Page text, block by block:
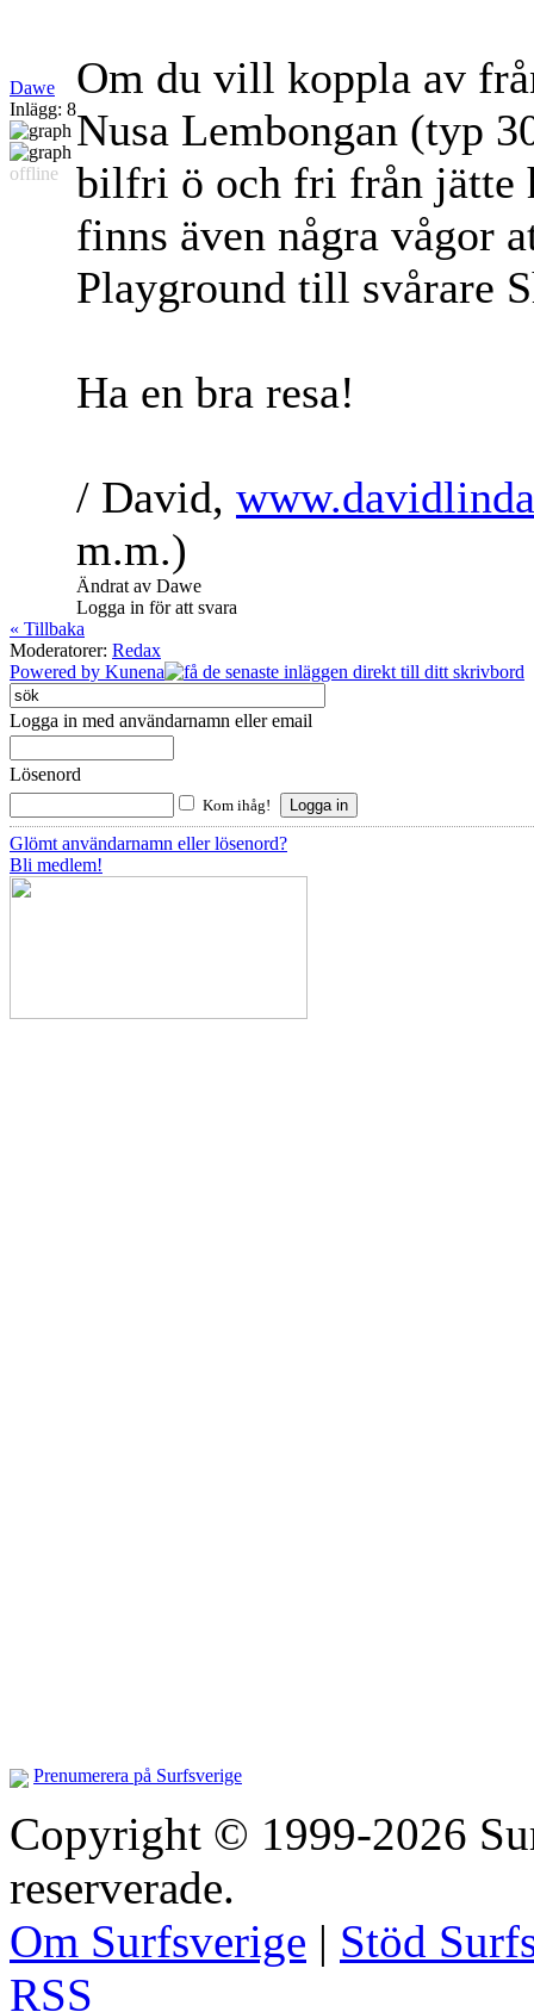
Dawe
Inlägg: 8
offline
Om du vill koppla av
Nusa Lembongan (typ
bilfri ö och fri från jätte
finns även några vågor
Playground till svårare
Ha en bra resa!
/ David,
m.m.)
Ändrat av Dawe
Logga in för att svara
« Tillbaka
Moderatorer: Redax
Powered by Kunena
Logga in med användarnamn eller email
Lösenord
Kom ihåg!
Glömt användarnamn eller lösenord?
Bli medlem!
Prenumerera på Surfsverige
Copyright © 1999-2026
reserverade.
Om Surfsverige | Stöd
RSS